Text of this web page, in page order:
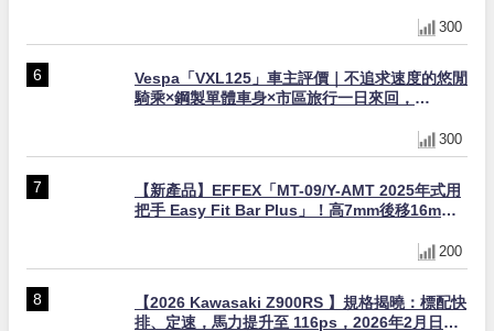
300
Vespa「VXL125」車主評價｜不追求速度的悠閒
騎乘×鋼製單體車身×市區旅行一日來回，
300
【新產品】EFFEX「MT-09/Y-AMT 2025年式用
把手 Easy Fit Bar Plus」！高7mm後移16mm
200
【2026 Kawasaki Z900RS 】規格揭曉：標配快
排、定速，馬力提升至 116ps，2026年2月日本